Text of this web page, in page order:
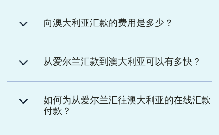
向澳大利亚汇款的费用是多少？
从爱尔兰汇款到澳大利亚可以有多快？
如何为从爱尔兰汇往澳大利亚的在线汇款
付款？